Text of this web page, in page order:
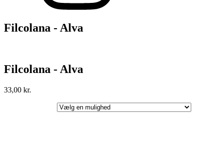
Filcolana - Alva
Filcolana - Alva
33,00 kr.